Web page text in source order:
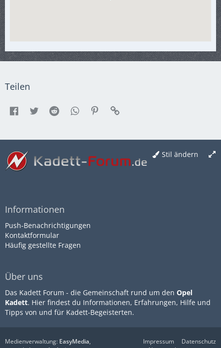
Teilen
Stil ändern
Informationen
Push-Benachrichtigungen
Kontaktformular
Häufig gestellte Fragen
Über uns
Das Kadett Forum - die Gemeinschaft rund um den Opel
Kadett. Hier findest du Informationen, Erfahrungen, Hilfe und
Tipps von und für Kadett-Begeisterten.
Medienverwaltung: EasyMedia,
Impressum
Datenschutz